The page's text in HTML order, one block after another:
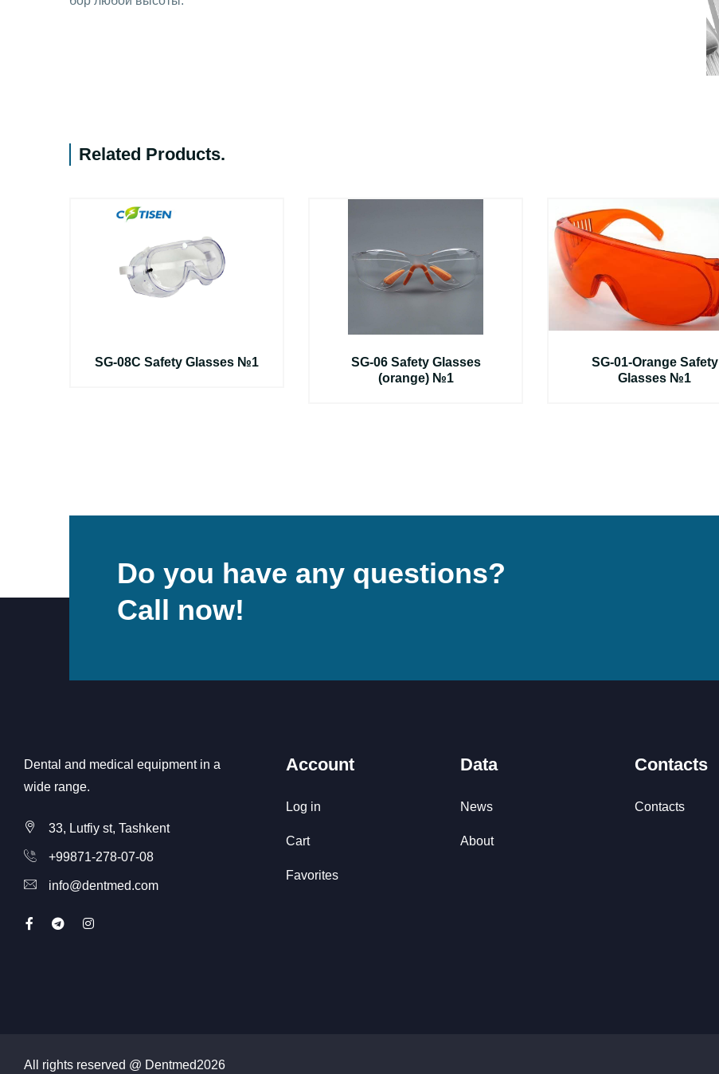
Related Products.
SG-08C Safety Glasses №1
SG-06 Safety Glasses
(orange) №1
SG-01-Orange Safety
Glasses №1
Do you have any questions?
Call now!
Dental and medical equipment in a
wide range.
33, Lutfiy st, Tashkent
+99871-278-07-08
info@dentmed.com
Account
Log in
Cart
Favorites
Data
News
About
Contacts
Contacts
All rights reserved @ Dentmed2026